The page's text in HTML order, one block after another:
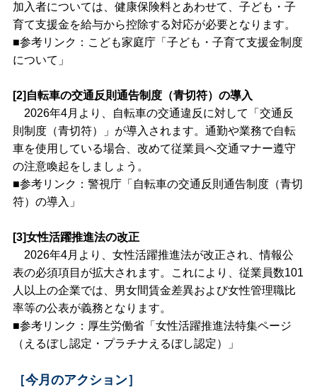
加入者については、健康保険料とあわせて、子ども・子
育て支援金を給与から控除する対応が必要となります。
■参考リンク：こども家庭庁「 子ども・子育て支援金制度
について 」
[2]自転車の交通反則通告制度（青切符）の導入
2026年4月より、自転車の交通違反に対して「交通反
則制度（青切符）」が導入されます。通勤や業務で自転
車を使用している場合、改めて従業員へ交通マナー遵守
の注意喚起をしましょう。
■参考リンク：警視庁「 自転車の交通反則通告制度（青切
符）の導入 」
[3]女性活躍推進法の改正
2026年4月より、女性活躍推進法が改正され、情報公
表の必須項目が拡大されます。これにより、従業員数101
人以上の企業では、男女間賃金差異および女性管理職比
率等の公表が義務となります。
■参考リンク：厚生労働省「 女性活躍推進法特集ページ
（えるぼし認定・プラチナえるぼし認定）
」
［今月のアクション］